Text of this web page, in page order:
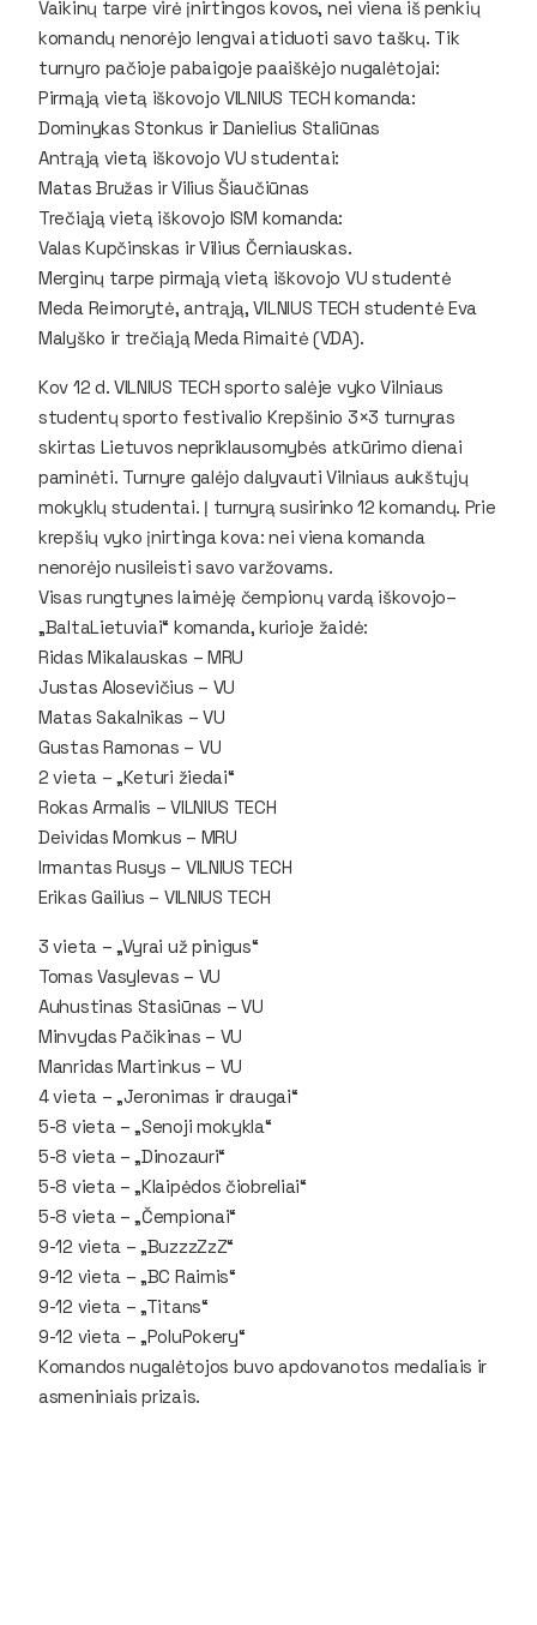
Vaikinų tarpe virė įnirtingos kovos, nei viena iš penkių
komandų nenorėjo lengvai atiduoti savo taškų. Tik
turnyro pačioje pabaigoje paaiškėjo nugalėtojai:
Pirmąją vietą iškovojo VILNIUS TECH komanda:
Dominykas Stonkus ir Danielius Staliūnas
Antrąją vietą iškovojo VU studentai:
Matas Bružas ir Vilius Šiaučiūnas
Trečiąją vietą iškovojo ISM komanda:
Valas Kupčinskas ir Vilius Černiauskas.
Merginų tarpe pirmąją vietą iškovojo VU studentė
Meda Reimorytė, antrąją, VILNIUS TECH studentė Eva
Malyško ir trečiąją Meda Rimaitė (VDA).
Kov 12 d. VILNIUS TECH sporto salėje vyko Vilniaus
studentų sporto festivalio Krepšinio 3×3 turnyras
skirtas Lietuvos nepriklausomybės atkūrimo dienai
paminėti. Turnyre galėjo dalyvauti Vilniaus aukštųjų
mokyklų studentai. Į turnyrą susirinko 12 komandų. Prie
krepšių vyko įnirtinga kova: nei viena komanda
nenorėjo nusileisti savo varžovams.
Visas rungtynes laimėję čempionų vardą iškovojo–
„BaltaLietuviai“ komanda, kurioje žaidė:
Ridas Mikalauskas – MRU
Justas Alosevičius – VU
Matas Sakalnikas – VU
Gustas Ramonas – VU
2 vieta – „Keturi žiedai“
Rokas Armalis – VILNIUS TECH
Deividas Momkus – MRU
Irmantas Rusys – VILNIUS TECH
Erikas Gailius – VILNIUS TECH
3 vieta – „Vyrai už pinigus“
Tomas Vasylevas – VU
Auhustinas Stasiūnas – VU
Minvydas Pačikinas – VU
Manridas Martinkus – VU
4 vieta – „Jeronimas ir draugai“
5-8 vieta – „Senoji mokykla“
5-8 vieta – „Dinozauri“
5-8 vieta – „Klaipėdos čiobreliai“
5-8 vieta – „Čempionai“
9-12 vieta – „BuzzzZzZ“
9-12 vieta – „BC Raimis“
9-12 vieta – „Titans“
9-12 vieta – „PoluPokery“
Komandos nugalėtojos buvo apdovanotos medaliais ir
asmeniniais prizais.